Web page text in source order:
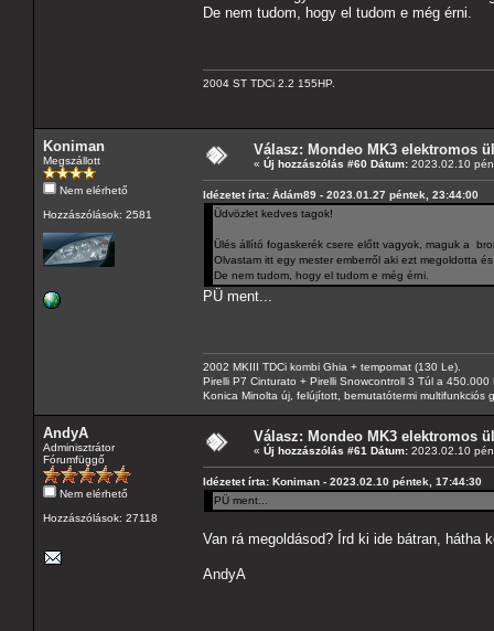
De nem tudom, hogy el tudom e még érni.
2004 ST TDCi 2.2 155HP.
Koniman
Megszállott
Nem elérhető
Hozzászólások: 2581
Válasz: Mondeo MK3 elektromos
« Új hozzászólás #60 Dátum: 2023.02.10
Idézetet írta: Ádám89 - 2023.01.27 péntek, 23:44:00
Üdvözlet kedves tagok!
Ülés állító fogaskerék csere előtt vagyok, maguk a
Olvastam itt egy mester emberről aki ezt megoldotta
De nem tudom, hogy el tudom e még érni.
PÜ ment...
2002 MKIII TDCi kombi Ghia + tempomat (130 Le).
Pirelli P7 Cinturato + Pirelli Snowcontroll 3 Túl a 450.000
Konica Minolta új, felújított, bemutatótermi
AndyA
Adminisztrátor
Fórumfüggő
Nem elérhető
Hozzászólások: 27118
Válasz: Mondeo MK3 elektromos
« Új hozzászólás #61 Dátum: 2023.02.10
Idézetet írta: Koniman - 2023.02.10 péntek, 17:44:30
PÜ ment...
Van rá megoldásod? Írd ki ide bátran, hátha
AndyA